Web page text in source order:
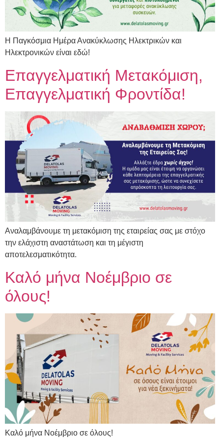
Η Παγκόσμια Ημέρα Ανακύκλωσης Ηλεκτρικών και
Ηλεκτρονικών είναι εδώ!
Επαγγελματική Μετακόμιση,
Επαγγελματική Φροντίδα!
Αναλαμβάνουμε τη μετακόμιση της εταιρείας σας με στόχο
την ελάχιστη αναστάτωση και τη μέγιστη
αποτελεσματικότητα.
Καλό μήνα Νοέμβριο σε
όλους!
Καλό μήνα Νοέμβριο σε όλους!